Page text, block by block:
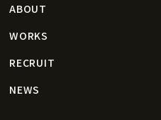
ABOUT
WORKS
RECRUIT
NEWS